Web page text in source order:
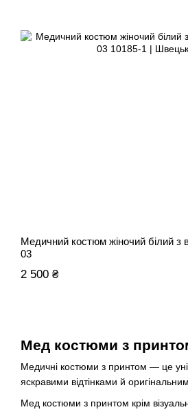
Мед костюми з
Медичні костюми з принтом — це
яскравими відтінками й
Мед костюми з принтом крім
Медичний костюм жіночий білий з
03
2 500 ₴